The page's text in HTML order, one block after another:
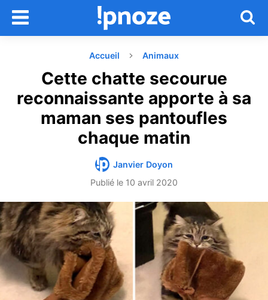
Accueil Animaux
Cette chatte secourue
reconnaissante apporte à sa
maman ses pantoufles
chaque matin
Janvier Doyon
Publié le 10 avril 2020